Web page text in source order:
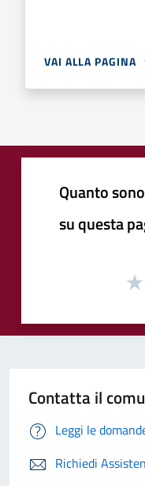
VAI ALLA PAGINA
Quanto
su questa
Contatta il
Leggi le
Richiedi